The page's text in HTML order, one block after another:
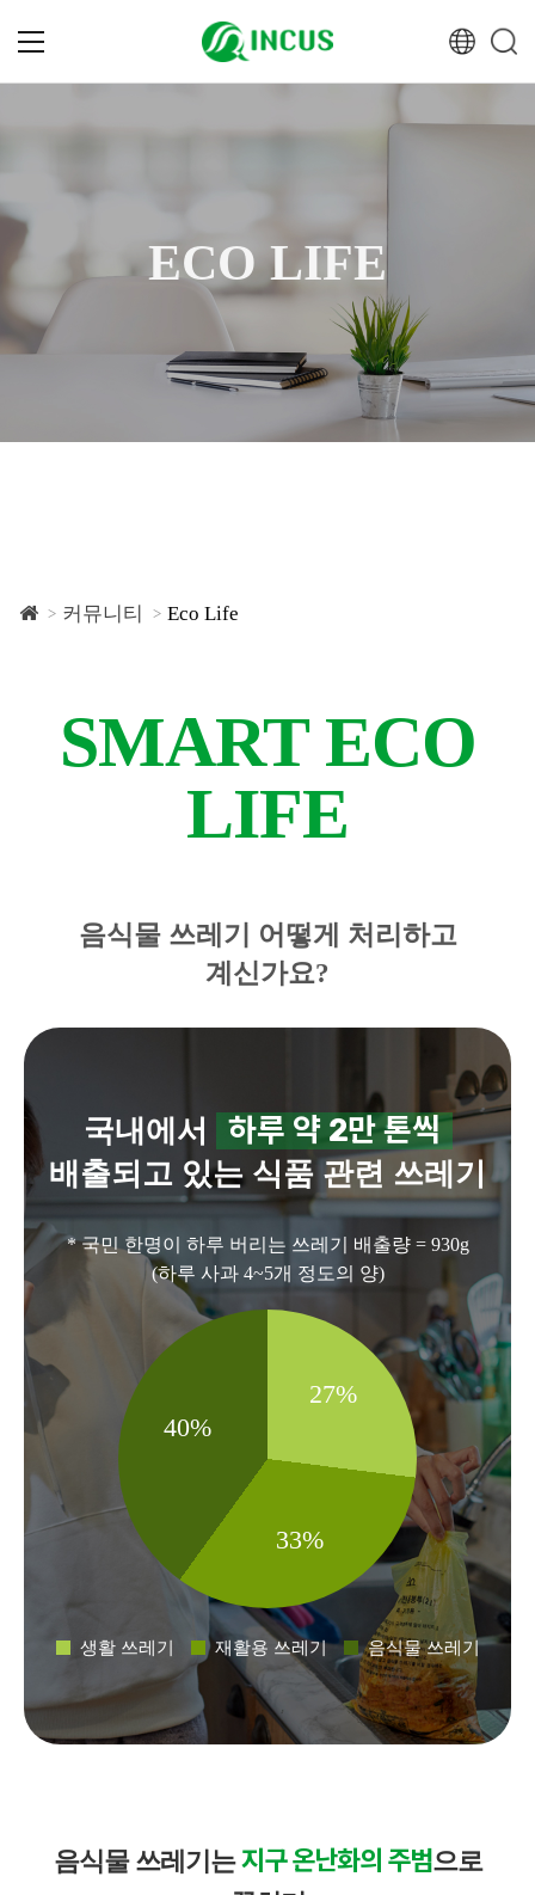
ECO LIFE
커뮤니티 Eco Life
SMART ECO
LIFE
음식물 쓰레기 어떻게 처리하고
계신가요?
국내에서 하루 약 2만 톤씩
배출되고 있는 식품 관련 쓰레기
* 국민 한명이 하루 버리는 쓰레기 배출량 = 930g
(하루 사과 4~5개 정도의 양)
27%
33%
40%
생활 쓰레기 재활용 쓰레기 음식물 쓰레기
음식물 쓰레기는지구 온난화의 주범으로